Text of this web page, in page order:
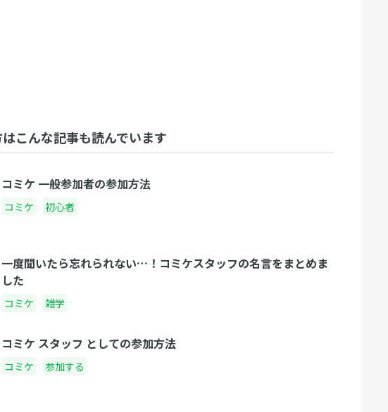
こんな記事も読んでいます
コミケ 一般参加者の参加方法
コミケ 初心者
一度聞いたら忘れられない…！コミケスタッフの名言をまとめま
した
コミケ 雑学
コミケ スタッフ としての参加方法
コミケ 参加する